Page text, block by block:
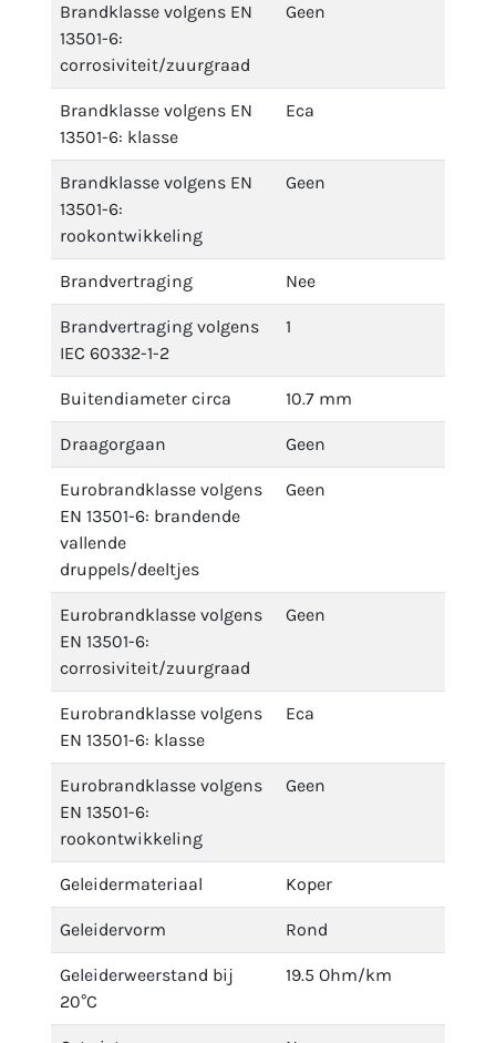
Brandklasse volgens EN
13501-6:
corrosiviteit/zuurgraad
Geen
Brandklasse volgens EN
13501-6: klasse
Eca
Brandklasse volgens EN
13501-6:
rookontwikkeling
Geen
Brandvertraging Nee
Brandvertraging volgens
IEC 60332-1-2
1
Buitendiameter circa 10.7 mm
Draagorgaan Geen
Eurobrandklasse volgens
EN 13501-6: brandende
vallende
druppels/deeltjes
Geen
Eurobrandklasse volgens
EN 13501-6:
corrosiviteit/zuurgraad
Geen
Eurobrandklasse volgens
EN 13501-6: klasse
Eca
Eurobrandklasse volgens
EN 13501-6:
rookontwikkeling
Geen
Geleidermateriaal Koper
Geleidervorm Rond
Geleiderweerstand bij
20°C
19.5 Ohm/km